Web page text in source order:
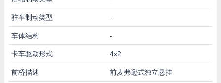
驻车制动类型 -
车体结构 -
卡车驱动形式 4x2
前桥描述 前麦弗逊式独立悬挂